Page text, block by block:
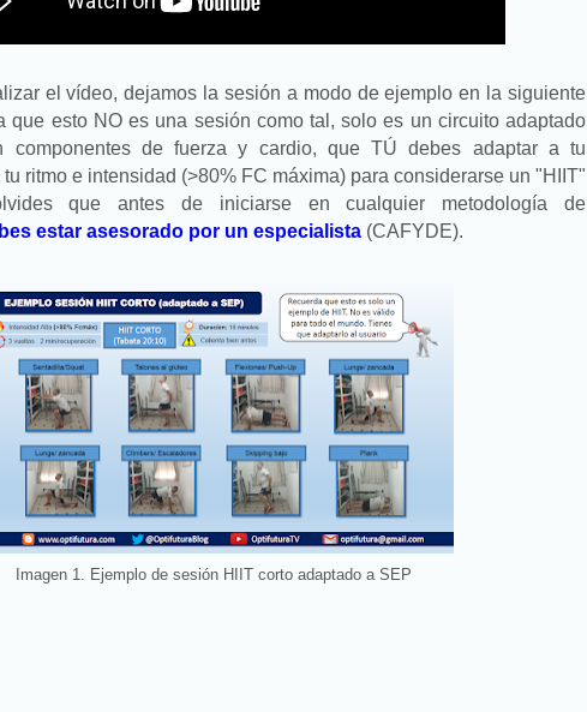
el vídeo, dejamos la sesión a modo de ejemplo en la siguiente
que esto NO es una sesión como tal, solo es un circuito adaptado
componentes de fuerza y cardio, que TÚ debes adaptar a tu
ritmo e intensidad (>80% FC máxima) para considerarse un "HIIT"
que antes de iniciarse en cualquier metodología de
estar asesorado por un especialista (CAFYDE).
Imagen 1. Ejemplo de sesión HIIT corto adaptado a SEP